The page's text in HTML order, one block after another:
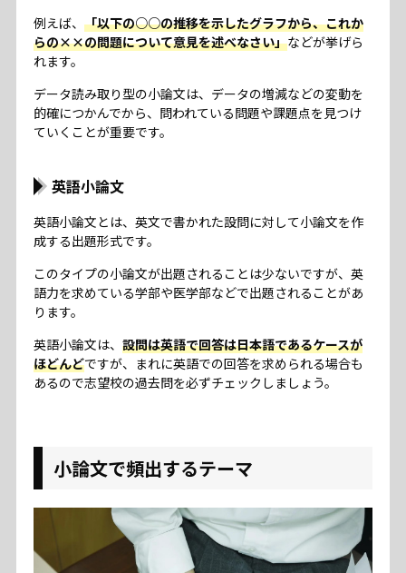
例えば、 「以下の○○の推移を示したグラフから、これか
らの××の問題について意見を述べなさい」などが挙げら
れます。
データ読み取り型の小論文は、データの増減などの変動を
的確につかんでから、問われている問題や課題点を見つけ
ていくことが重要です。
英語小論文
英語小論文とは、英文で書かれた設問に対して小論文を作
成する出題形式です。
このタイプの小論文が出題されることは少ないですが、英
語力を求めている学部や医学部などで出題されることがあ
ります。
英語小論文は、 設問は英語で回答は日本語であるケースが
ほどんどですが、まれに英語での回答を求められる場合も
あるので志望校の過去問を必ずチェックしましょう。
小論文で頻出するテーマ